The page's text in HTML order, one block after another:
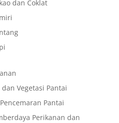
dan Coklat
Vegetasi Pantai
Pantai
Perikanan dan